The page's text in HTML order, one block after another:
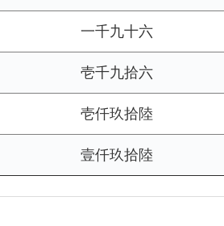
一千九十六
壱千九拾六
壱仟玖拾陸
壹仟玖拾陸